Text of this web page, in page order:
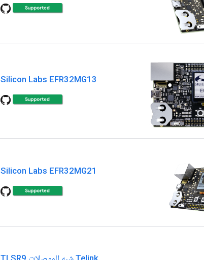
Silicon Labs EFR32MG13
Silicon Labs EFR32MG21